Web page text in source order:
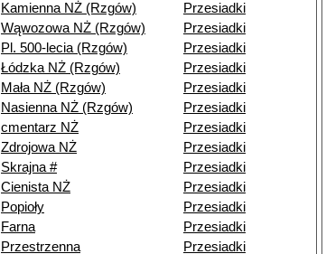
Kamienna NŻ (Rzgów)
Przesiadki
Wąwozowa NŻ (Rzgów)
Przesiadki
Pl. 500-lecia (Rzgów)
Przesiadki
Łódzka NŻ (Rzgów)
Przesiadki
Mała NŻ (Rzgów)
Przesiadki
Nasienna NŻ (Rzgów)
Przesiadki
cmentarz NŻ
Przesiadki
Zdrojowa NŻ
Przesiadki
Skrajna #
Przesiadki
Cienista NŻ
Przesiadki
Popioły
Przesiadki
Farna
Przesiadki
Przestrzenna Przesiadki